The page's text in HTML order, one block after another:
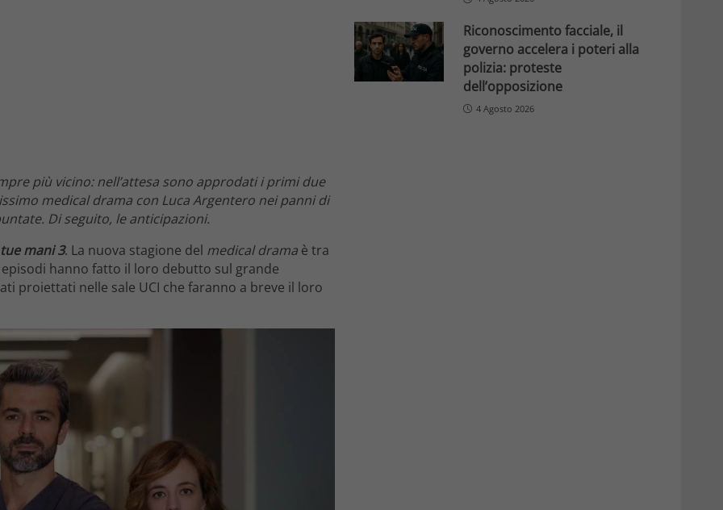
più vicino: nell’attesa sono approdati i primi due
medical drama con Luca Argentero nei panni di
Di seguito, le anticipazioni.
mani 3. La nuova stagione del medical drama è tra
hanno fatto il loro debutto sul grande
proiettati nelle sale UCI che faranno a breve il loro
Riconoscimento facciale, il
governo accelera i poteri alla
polizia: proteste
dell’opposizione
4 Agosto 2026